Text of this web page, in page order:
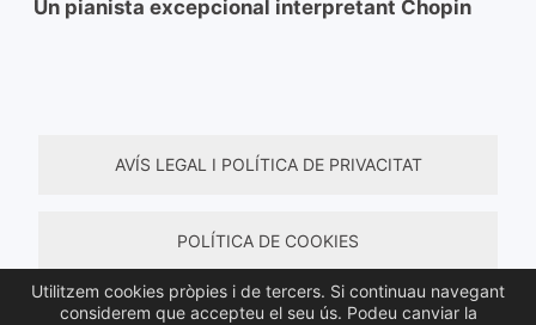
Un pianista excepcional interpretant Chopin
Utilitzem cookies pròpies i de tercers. Si continuau navegant
considerem que accepteu el seu ús. Podeu canviar la
AVÍS LEGAL I POLÍTICA DE PRIVACITAT
POLÍTICA DE COOKIES
TERMES I CONDICIONS DE COMPRA